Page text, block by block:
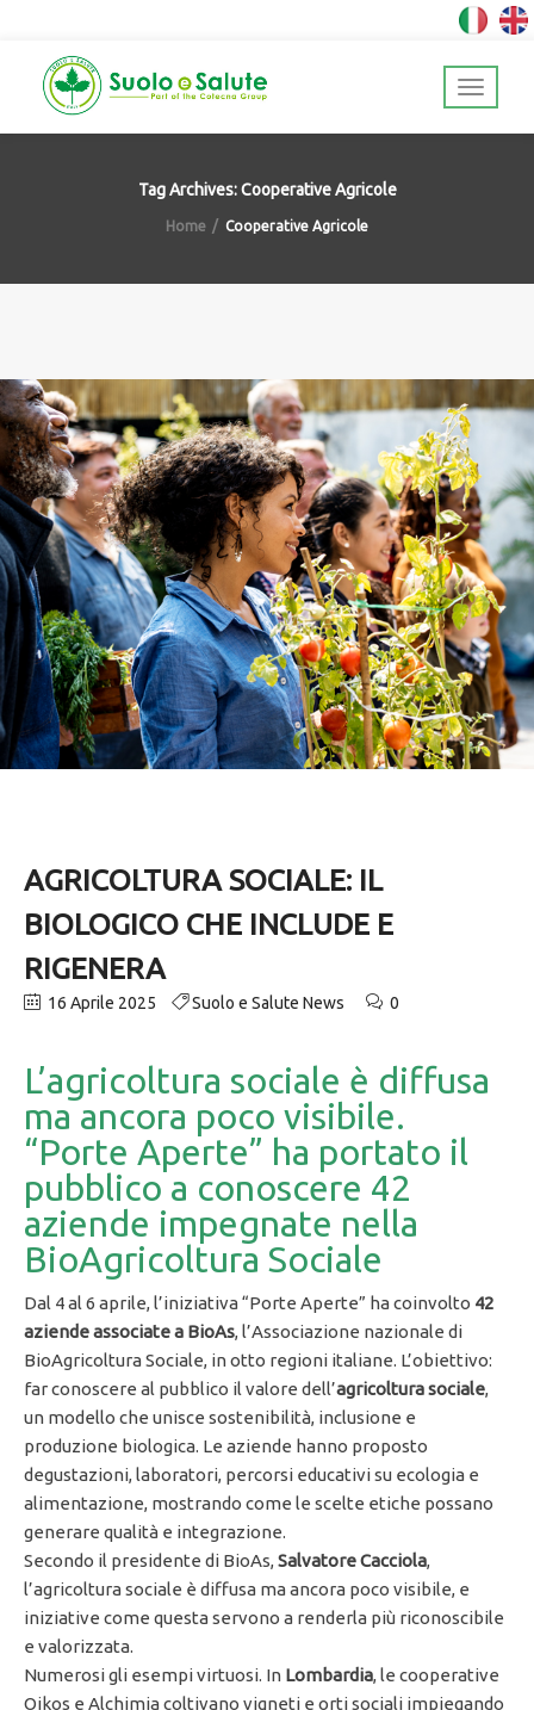
Tag Archives: Cooperative Agricole
Home Cooperative Agricole
AGRICOLTURA SOCIALE: IL
BIOLOGICO CHE INCLUDE E
RIGENERA
16 Aprile 2025 Suolo e Salute News 0
L’agricoltura sociale è diffusa
ma ancora poco visibile.
“Porte Aperte” ha portato il
pubblico a conoscere 42
aziende impegnate nella
BioAgricoltura Sociale
Dal 4 al 6 aprile, l’iniziativa “Porte Aperte” ha coinvolto 42
aziende associate a BioAs, l’Associazione nazionale di
BioAgricoltura Sociale, in otto regioni italiane. L’obiettivo:
far conoscere al pubblico il valore dell’agricoltura sociale,
un modello che unisce sostenibilità, inclusione e
produzione biologica. Le aziende hanno proposto
degustazioni, laboratori, percorsi educativi su ecologia e
alimentazione, mostrando come le scelte etiche possano
generare qualità e integrazione.
Secondo il presidente di BioAs,Salvatore Cacciola,
l’agricoltura sociale è diffusa ma ancora poco visibile, e
iniziative come questa servono a renderla più riconoscibile
e valorizzata.
Numerosi gli esempi virtuosi. In Lombardia, le cooperative
Oikos e Alchimia coltivano vigneti e orti sociali impiegando